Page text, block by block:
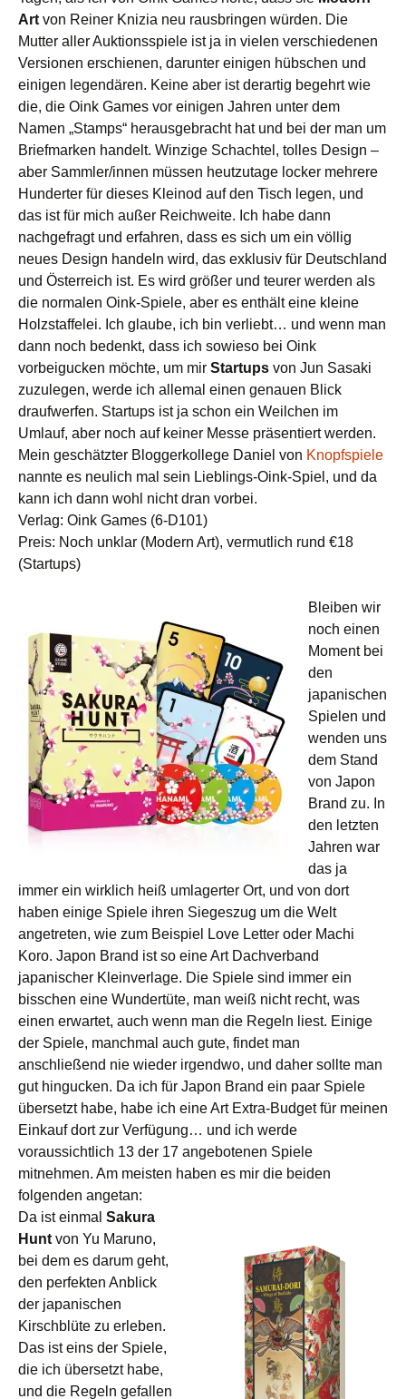
Artvon Reiner Knizia neu rausbringen würden. Die
Mutter aller Auktionsspiele ist ja in vielen verschiedenen
Versionen erschienen, darunter einigen hübschen und
einigen legendären. Keine aber ist derartig begehrt wie
die, die Oink Games vor einigen Jahren unter dem
Namen „Stamps“ herausgebracht hat und bei der man um
Briefmarken handelt. Winzige Schachtel, tolles Design –
aber Sammler/innen müssen heutzutage locker mehrere
Hunderter für dieses Kleinod auf den Tisch legen, und
das ist für mich außer Reichweite. Ich habe dann
nachgefragt und erfahren, dass es sich um ein völlig
neues Design handeln wird, das exklusiv für Deutschland
und Österreich ist. Es wird größer und teurer werden als
die normalen Oink-Spiele, aber es enthält eine kleine
Holzstaffelei. Ich glaube, ich bin verliebt… und wenn man
dann noch bedenkt, dass ich sowieso bei Oink
vorbeigucken möchte, um mir Startups von Jun Sasaki
zuzulegen, werde ich allemal einen genauen Blick
draufwerfen. Startups ist ja schon ein Weilchen im
Umlauf, aber noch auf keiner Messe präsentiert werden.
Mein geschätzter Bloggerkollege Daniel von Knopfspiele
nannte es neulich mal sein Lieblings-Oink-Spiel, und da
kann ich dann wohl nicht dran vorbei.
Verlag: Oink Games (6-D101)
Preis: Noch unklar (Modern Art), vermutlich rund €18
(Startups)
Bleiben wir
noch einen
Moment bei
den
japanischen
Spielen und
wenden uns
dem Stand
von Japon
Brand zu. In
den letzten
Jahren war
das ja
immer ein wirklich heiß umlagerter Ort, und von dort
haben einige Spiele ihren Siegeszug um die Welt
angetreten, wie zum Beispiel Love Letter oder Machi
Koro. Japon Brand ist so eine Art Dachverband
japanischer Kleinverlage. Die Spiele sind immer ein
bisschen eine Wundertüte, man weiß nicht recht, was
einen erwartet, auch wenn man die Regeln liest. Einige
der Spiele, manchmal auch gute, findet man
anschließend nie wieder irgendwo, und daher sollte man
gut hingucken. Da ich für Japon Brand ein paar Spiele
übersetzt habe, habe ich eine Art Extra-Budget für meinen
Einkauf dort zur Verfügung… und ich werde
voraussichtlich 13 der 17 angebotenen Spiele
mitnehmen. Am meisten haben es mir die beiden
folgenden angetan:
Da ist einmal Sakura
Huntvon Yu Maruno,
bei dem es darum geht,
den perfekten Anblick
der japanischen
Kirschblüte zu erleben.
Das ist eins der Spiele,
die ich übersetzt habe,
und die Regeln gefallen